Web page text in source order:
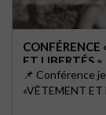
CONFÉRENCE
ET LIBERTÉS »
📌 Conférence